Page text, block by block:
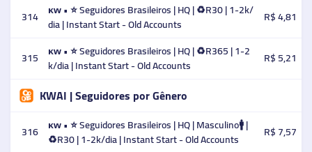
314 ᴋᴡ • ⭐ Seguidores Brasileiros | HQ | ♻️R30 | 1-2k/
dia | Instant Start - Old Accounts
R$ 4,81
315
ᴋᴡ • ⭐ Seguidores Brasileiros | HQ | ♻️R365 | 1-2
k/dia | Instant Start - Old Accounts
R$ 5,21
KWAI | Seguidores por Gênero
316 ᴋᴡ • ⭐ Seguidores Brasileiros | HQ | Masculino🚹 |
♻️R30 | 1-2k/dia | Instant Start - Old Accounts
R$ 7,57